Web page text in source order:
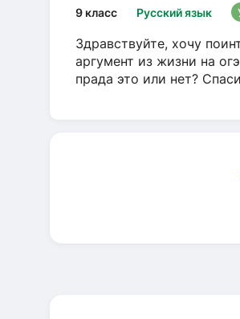
Русский язык
9 класс
Здравствуйте, хочу
аргумент из жизни на
прада это или нет?